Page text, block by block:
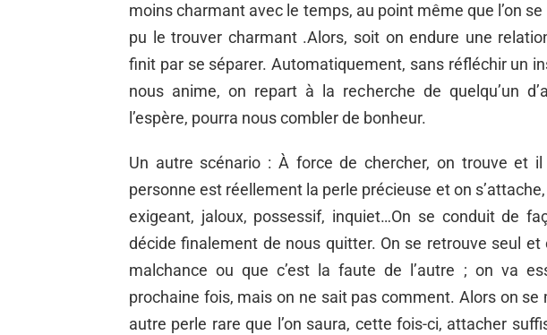
moins charmant avec le temps, au point même que l’on
pu le trouver charmant .Alors, soit on endure une
finit par se séparer. Automatiquement, sans réfléchir un
nous anime, on repart à la recherche de quelqu’un
l’espère, pourra nous combler de bonheur.
Un autre scénario : À force de chercher, on trouve et
personne est réellement la perle précieuse et on
exigeant, jaloux, possessif, inquiet…On se conduit de
décide finalement de nous quitter. On se retrouve seul et
malchance ou que c’est la faute de l’autre ; on va
prochaine fois, mais on ne sait pas comment. Alors on se
autre perle rare que l’on saura, cette fois-ci, attacher